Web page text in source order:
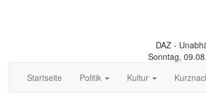
DAZ -
Sonntag,
Startseite
Politik Kultur